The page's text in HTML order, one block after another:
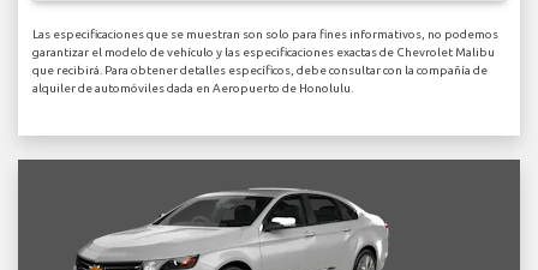
Las especificaciones que se muestran son solo para fines informativos, no podemos
garantizar el modelo de vehículo y las especificaciones exactas de Chevrolet Malibu
que recibirá. Para obtener detalles específicos, debe consultar con la compañía de
alquiler de automóviles dada en Aeropuerto de Honolulu.